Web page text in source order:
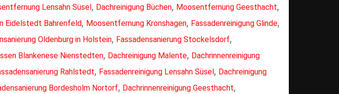
Lensahn Süsel, Dachreinigung Büchen, Moosentfernung Geesthacht,
Eidelstedt Bahrenfeld, Moosentfernung Kronshagen, Fassadenreinigung Glinde,
Oldenburg in Holstein, Fassadensanierung Stockelsdorf,
Blankenese Nienstedten, Dachreinigung Malente, Dachrinnenreinigung
Rahlstedt, Fassadenreinigung Lensahn Süsel, Dachreinigung
Bordesholm Nortorf, Dachrinnenreinigung Geesthacht,